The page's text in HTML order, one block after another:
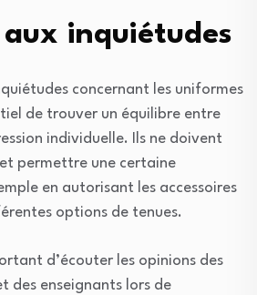
aux inquiétudes
concernant les uniformes
de trouver un équilibre entre
individuelle. Ils ne doivent
permettre une certaine
en autorisant les accessoires
options de tenues.
d’écouter les opinions des
des enseignants lors de